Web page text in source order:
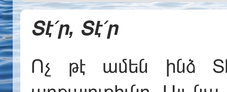
Տէ՛ր, Տէ՛ր
Ոչ թէ ամեն ինձ